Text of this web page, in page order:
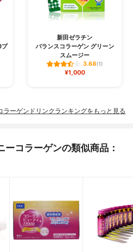
プ
新田ゼラチン
バランスコラーゲン グリーン
スムージー
3.68(1)
¥1,000
ラーゲンドリンクランキングをもっと見る
コラーゲンの類似商品：